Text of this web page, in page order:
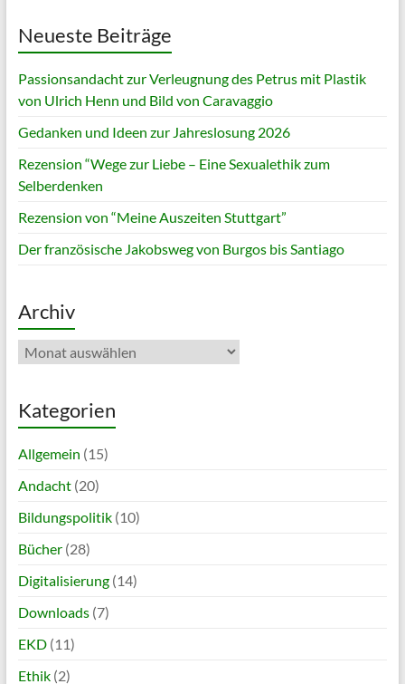
Neueste Beiträge
Passionsandacht zur Verleugnung des Petrus mit Plastik
von Ulrich Henn und Bild von Caravaggio
Gedanken und Ideen zur Jahreslosung 2026
Rezension “Wege zur Liebe – Eine Sexualethik zum
Selberdenken
Rezension von “Meine Auszeiten Stuttgart”
Der französische Jakobsweg von Burgos bis Santiago
Archiv
Archiv
Kategorien
Allgemein (15)
Andacht(20)
Bildungspolitik(10)
Bücher(28)
Digitalisierung(14)
Downloads(7)
EKD(11)
Ethik(2)